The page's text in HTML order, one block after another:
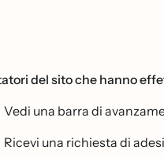
del sito che hanno
Vedi una barra di
Ricevi una richiesta di